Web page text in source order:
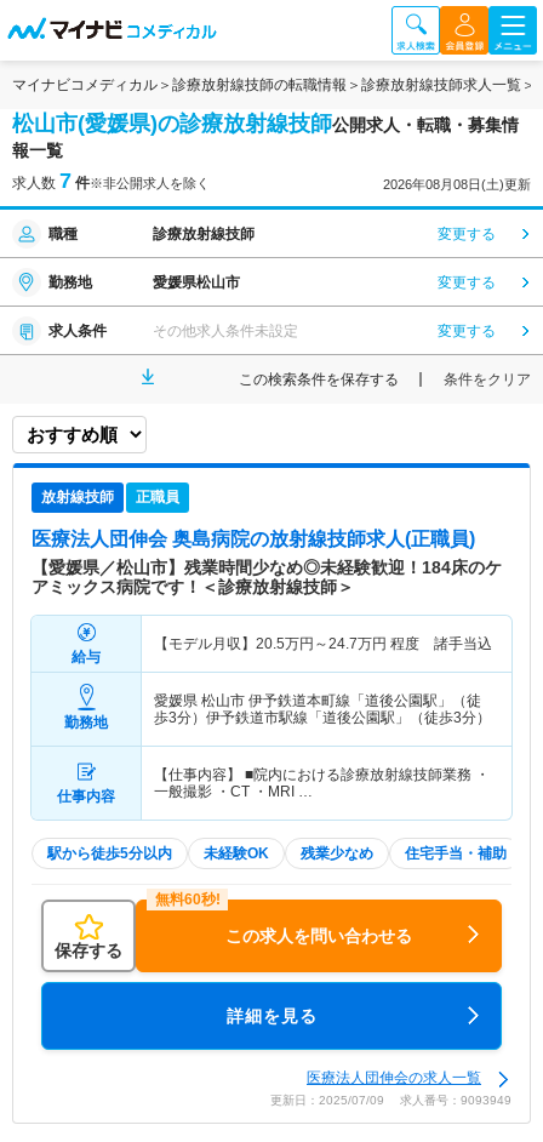
マイナビコメディカル 診療放射線技師の転職情報 診療放射線技師求人一覧
松山市(愛媛県)の診療放射線技師公開求人・転職・募集情
報一覧
求人数 7 件※非公開求人を除く 2026年08月08日(土)更新
職種 診療放射線技師 変更する
勤務地 愛媛県松山市 変更する
求人条件 その他求人条件未設定 変更する
この検索条件を保存する 条件をクリア
放射線技師 正職員
医療法人団伸会 奥島病院の放射線技師求人(正職員)
【愛媛県／松山市】残業時間少なめ◎未経験歓迎！184床のケ
アミックス病院です！＜診療放射線技師＞
給与
【モデル月収】 20.5万円～24.7万円 程度 諸手当込
勤務地
愛媛県 松山市 伊予鉄道本町線「道後公園駅」（徒
歩3分）伊予鉄道市駅線「道後公園駅」（徒歩3分）
仕事内容
【仕事内容】 ■院内における診療放射線技師業務 ・
一般撮影 ・CT ・MRI …
駅から徒歩5分以内 未経験OK 残業少なめ 住宅手当・補助
保存する
この求人を問い合わせる
詳細を見る
医療法人団伸会の求人一覧
更新日：2025/07/09 求人番号：9093949